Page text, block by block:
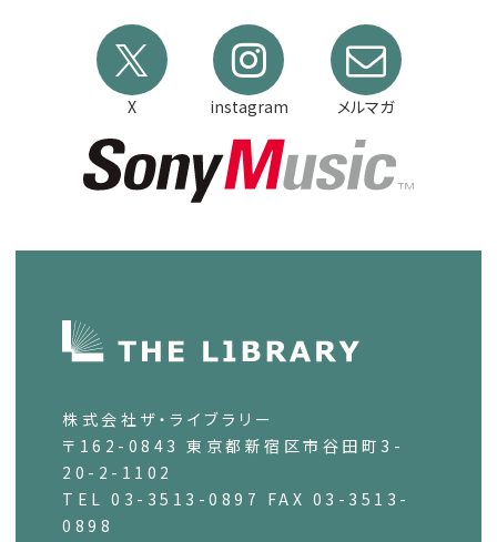
X instagram メルマガ
株式会社ザ・ライブラリー
〒162-0843 東京都新宿区市谷田町3-
20-2-1102
TEL 03-3513-0897 FAX 03-3513-
0898